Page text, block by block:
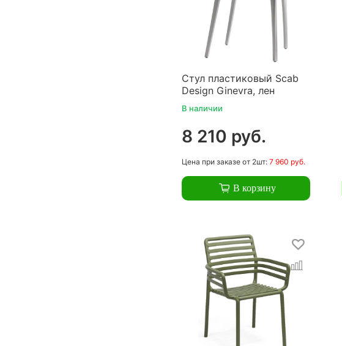
Стул пластиковый Scab
Design Ginevra, лен
В наличии
8 210 руб.
Цена при заказе от 2шт:7 960 руб.
В корзину